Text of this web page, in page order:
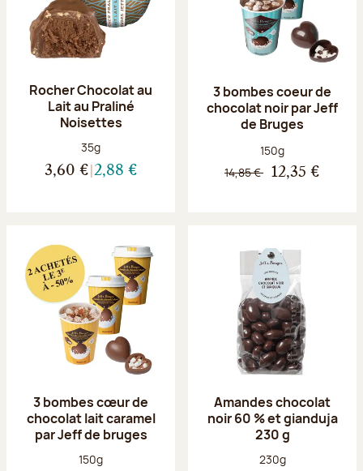
Rocher Chocolat au
Lait au Praliné
Noisettes
Poids net :
35g
3,60 € 2,88 €
3 bombes coeur de
chocolat noir par Jeff
de Bruges
Poids net :
150g
14,85 € 12,35 €
3 bombes cœur de
chocolat lait caramel
par Jeff de bruges
Poids net :
150g
Amandes chocolat
noir 60 % et gianduja
230 g
Poids net :
230g